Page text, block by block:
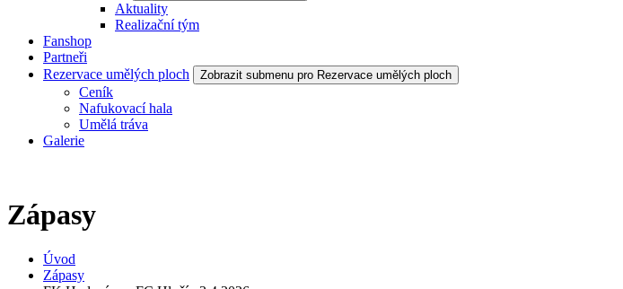
Aktuality
Realizační tým
Fanshop
Partneři
Rezervace umělých ploch
Zobrazit submenu pro Rezervace umělých ploch
Ceník
Nafukovací hala
Umělá tráva
Galerie
Zápasy
Úvod
Zápasy